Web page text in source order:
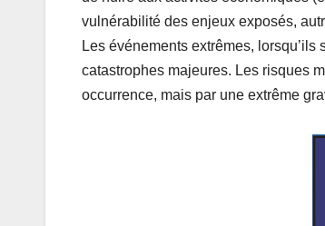
vulnérabilité des enjeux exposés,
Les événements extrêmes,
catastrophes majeures. Les risques
occurrence, mais par une extrême